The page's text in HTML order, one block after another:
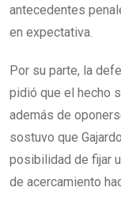
antecedentes
en expectativa.
Por su parte, la
pidió que el hecho
además de
sostuvo que
posibilidad de fijar
de acercamiento